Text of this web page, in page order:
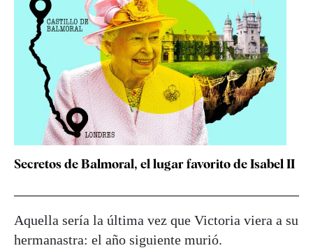
Secretos de Balmoral, el lugar favorito de Isabel II
Aquella sería la última vez que Victoria viera a su
hermanastra: el año siguiente murió.